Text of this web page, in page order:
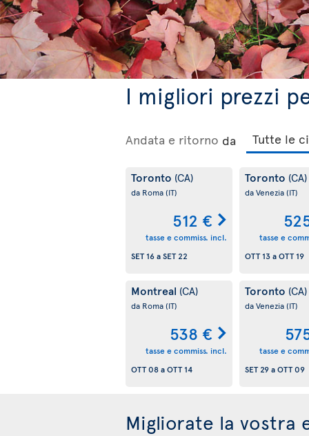
I migliori prezzi
Andata e ritorno da
Toronto (CA)
da Roma(IT)
512 €
tasse e commiss. incl.
SET 16aSET 22
Toronto (CA)
da Venezia(IT)
tasse e
OTT 13aOTT 19
Montreal (CA)
da Roma(IT)
538 €
tasse e commiss. incl.
OTT 08aOTT 14
Toronto (CA)
da Venezia(IT)
tasse e
SET 29aOTT 09
Migliorate la vostra